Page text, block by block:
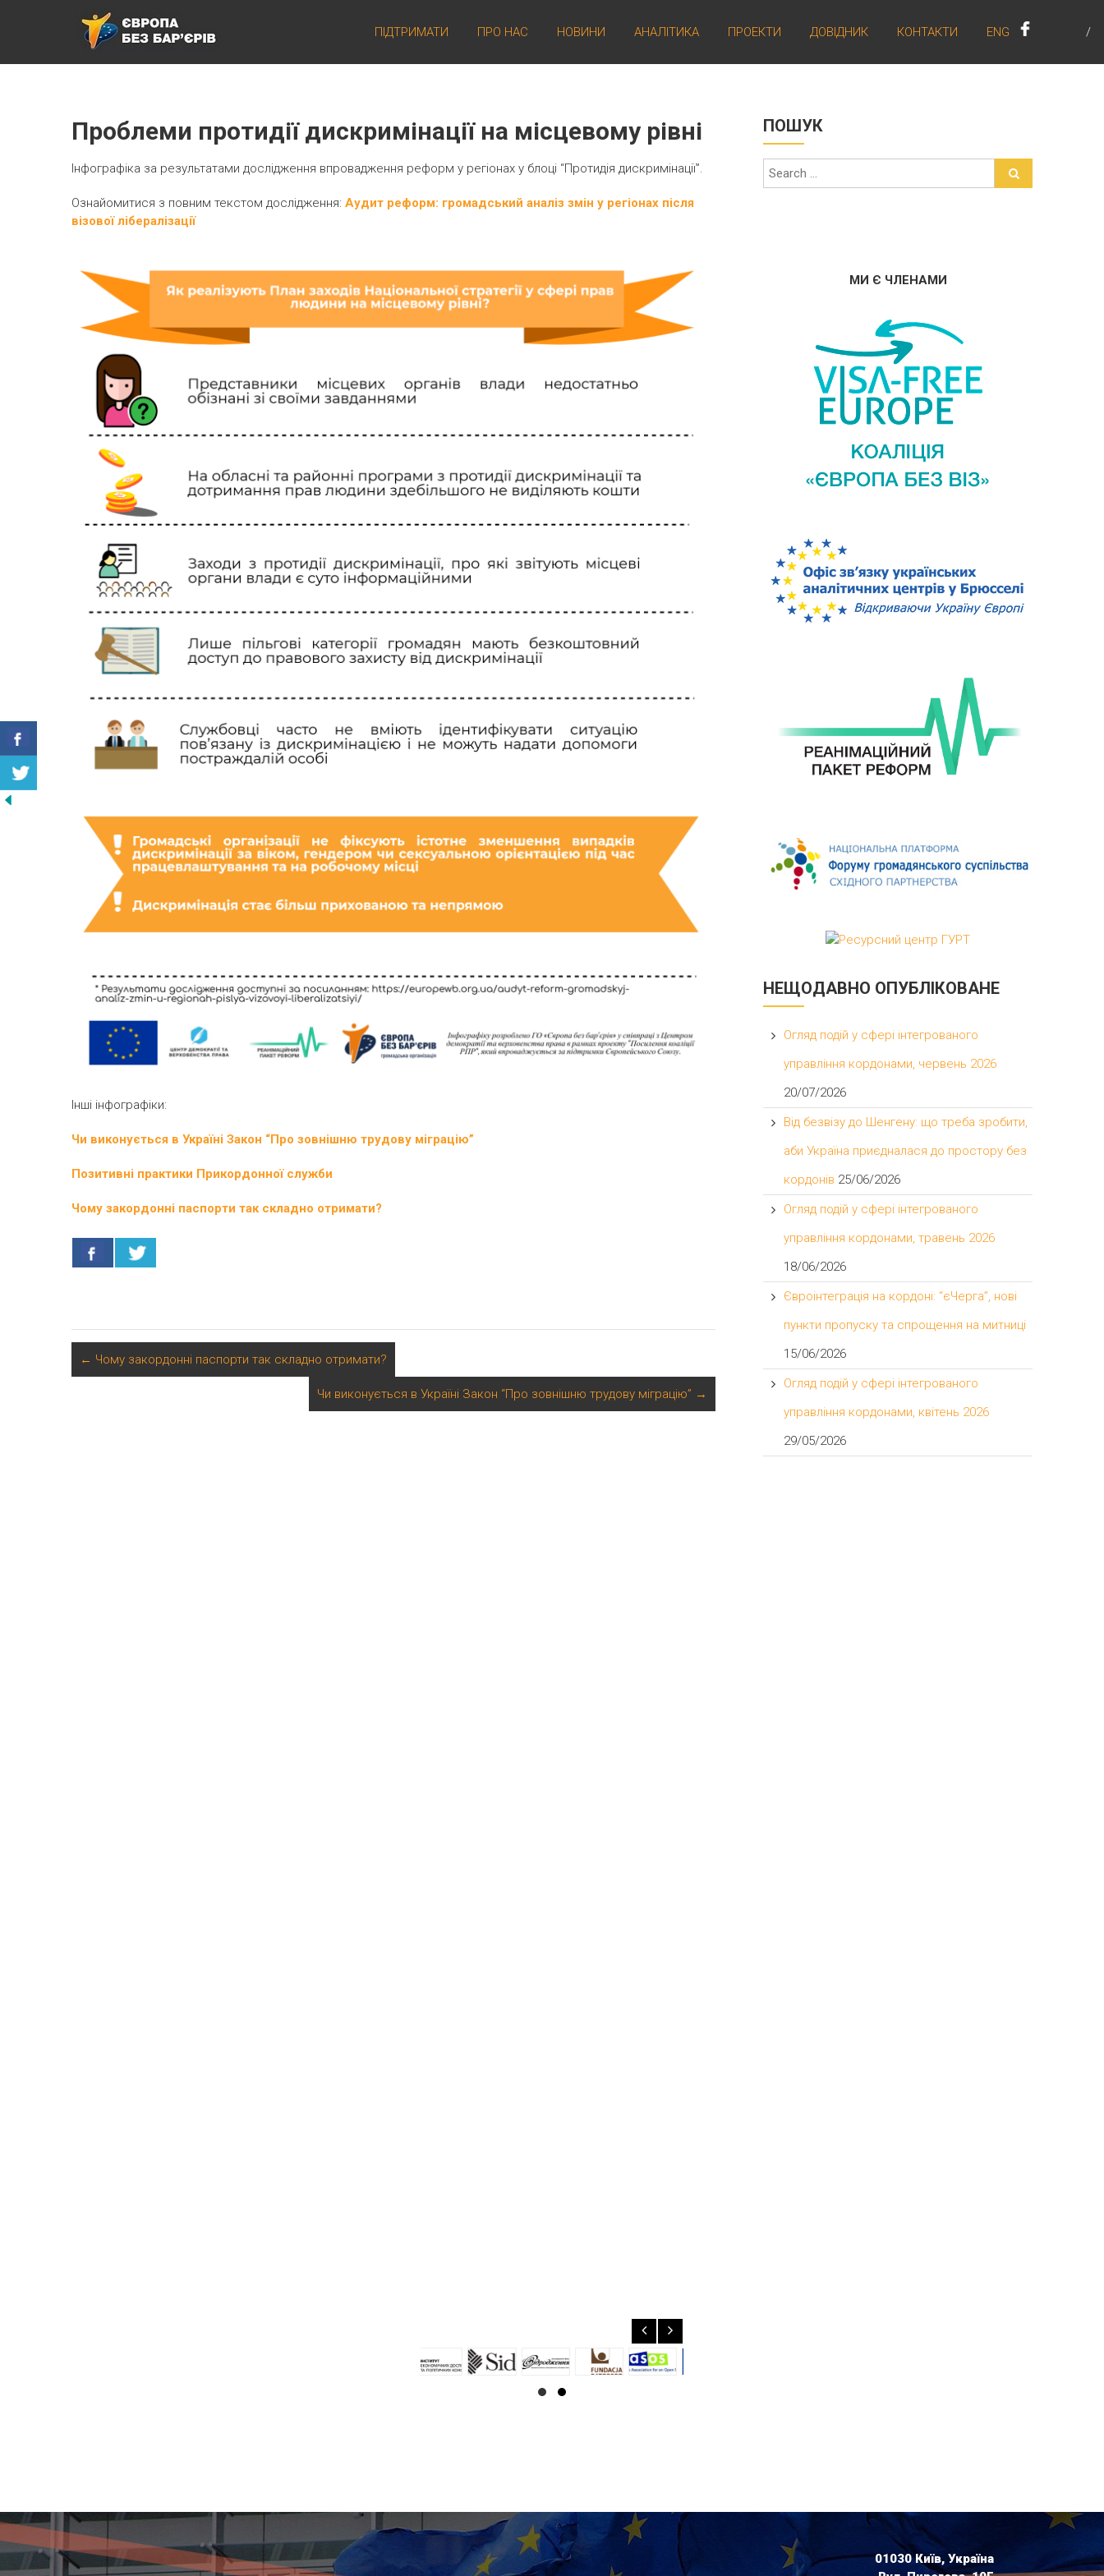
ЄВРОПА БЕЗ БАР’ЄРІВ ПІДТРИМАТИ ПРО НАС НОВИНИ АНАЛІТИКА ПРОЕКТИ ДОВІДНИК КОНТАКТИ ENG
Проблеми протидії дискримінації на місцевому рівні
Інфографіка за результатами дослідження впровадження реформ у регіонах у блоці “Протидія дискримінації”.
Ознайомитися з повним текстом дослідження: Аудит реформ: громадський аналіз змін у регіонах після
візової лібералізації
Інші інфографіки:
Чи виконується в Україні Закон “Про зовнішню трудову міграцію”
Позитивні практики Прикордонної служби
Чому закордонні паспорти так складно отримати?
← Чому закордонні паспорти так складно отримати?
Чи виконується в Україні Закон “Про зовнішню трудову міграцію” →
ПОШУК
МИ Є ЧЛЕНАМИ
НЕЩОДАВНО ОПУБЛІКОВАНЕ
Огляд подій у сфері інтегрованого
управління кордонами, червень 2026
20/07/2026
Від безвізу до Шенгену: що треба зробити,
аби Україна приєдналася до простору без
кордонів 25/06/2026
Огляд подій у сфері інтегрованого
управління кордонами, травень 2026
18/06/2026
Євроінтеграція на кордоні: “єЧерга”, нові
пункти пропуску та спрощення на митниці
15/06/2026
Огляд подій у сфері інтегрованого
управління кордонами, квітень 2026
29/05/2026
01030 Київ, Україна